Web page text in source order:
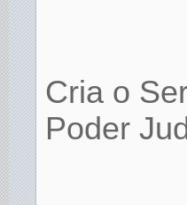
Cria o
Poder